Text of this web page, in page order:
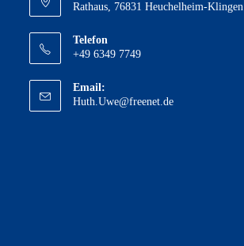
Rathaus, 76831 Heuchelheim-Klingen
Telefon
+49 6349 7749
Email:
Huth.Uwe@freenet.deOpens